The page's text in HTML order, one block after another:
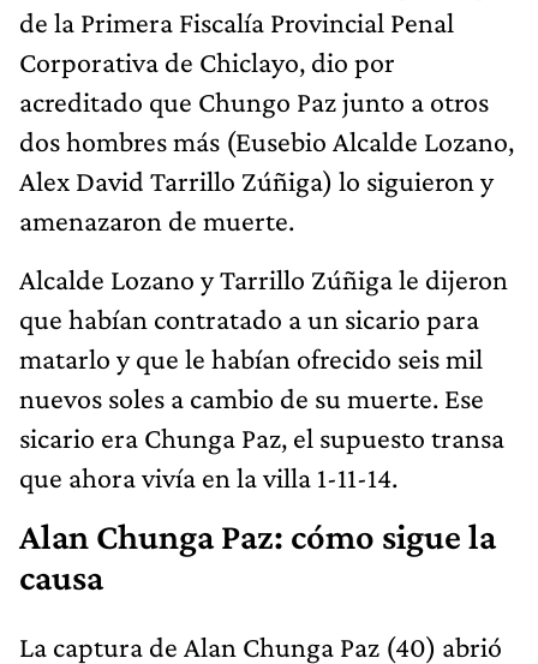
de la Primera Fiscalía Provincial Penal
Corporativa de Chiclayo, dio por
acreditado que Chungo Paz junto a otros
dos hombres más (Eusebio Alcalde Lozano,
Alex David Tarrillo Zúñiga) lo siguieron y
amenazaron de muerte.
Alcalde Lozano y Tarrillo Zúñiga le dijeron
que habían contratado a un sicario para
matarlo y que le habían ofrecido seis mil
nuevos soles a cambio de su muerte. Ese
sicario era Chunga Paz, el supuesto transa
que ahora vivía en la villa 1-11-14.
Alan Chunga Paz: cómo sigue la
causa
La captura de Alan Chunga Paz (40) abrió